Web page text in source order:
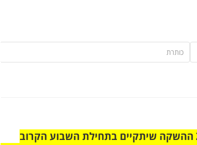
הצטרפו לקבוצת הוואטסאפ לקראת ZOOM ההשקה שיתקיים בתחילת השבוע הקרוב